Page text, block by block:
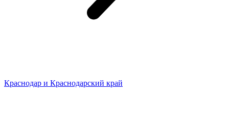
Краснодар и Краснодарский край